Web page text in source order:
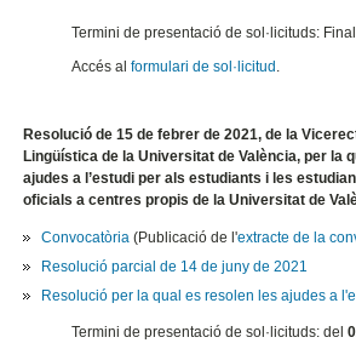
Termini de presentació de sol·licituds:
Accés alformulari de sol·licitud .
Resolució de 15 de febrer de 2021, de la
Lingüística de la Universitat de València, per la
ajudes a l’estudi per als estudiants i les
oficials a centres propis de la Universitat de
Convocatòria (Publicació de l'extracte de la
Resolució parcial de 14 de juny de 2021
Resolució per la qual es resolen les ajudes a
Termini de presentació de sol·licituds: del